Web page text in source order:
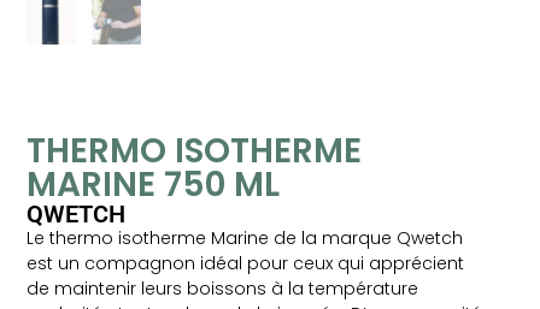
THERMO ISOTHERME
MARINE 750 ML
QWETCH
Le thermo isotherme Marine de la marque Qwetch
est un compagnon idéal pour ceux qui apprécient
de maintenir leurs boissons à la température